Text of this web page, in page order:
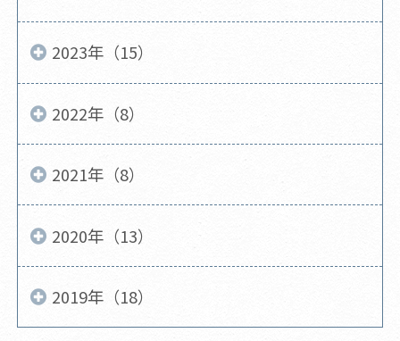
2023年（15）
2022年（8）
2021年（8）
2020年（13）
2019年（18）